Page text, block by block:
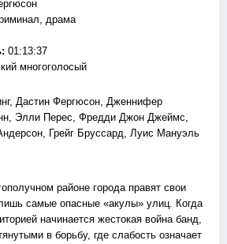
драма
01:13:37
многоголосый
Дастин Фергюсон, Дженнифер
Элли Перес, Фредди Джон Джеймс,
Грейг Бруссард, Луис Мануэль
районе города правят свои
самые опасные «акулы» улиц. Когда
начинается жестокая война банд,
в борьбу, где слабость означает